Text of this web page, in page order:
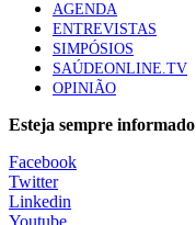
AGENDA
ENTREVISTAS
SIMPÓSIOS
SAÚDEONLINE.TV
OPINIÃO
Esteja sempre informado
Facebook
Twitter
Linkedin
Youtube